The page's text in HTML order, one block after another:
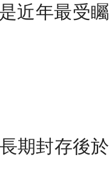
近年最受矚
期封存後於